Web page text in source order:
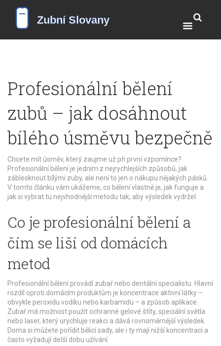
Profesionální bělení
zubů – jak dosáhnout
bílého úsměvu bezpečně
Chcete mít úsměv, který zaujme už při první vzpomínce?
Profesionální bělení je jedním z nejrychlejších způsobů, jak
záblesknout bílými zuby, ale není to jen o nákupu nějakých pásků.
V tomto článku vám ukážeme, co bělení vlastně je, jak funguje a
jak si vybrat tu nejvhodnější metodu tak, aby výsledek vydržel.
Co je profesionální bělení a
čím se liší od domácích
metod
Profesionální bělení provádí zubař nebo dentální specialistu. Hlavní
rozdíl oproti domácím produktům je koncentrace aktivní látky –
obvykle peroxidu vodíku nebo karbamidu – a způsob aplikace.
Zubař má možnost použít ochranné gelové štíty, speciální světla
nebo laser, který urychluje reakci a dává rovnoměrnější výsledek.
Doma si můžete pořídit bělicí sady, ale i ty mají nižší koncentraci a
často vyžadují delší dobu užívání.